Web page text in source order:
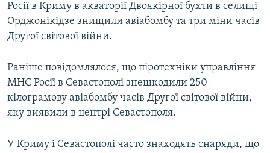
Росії в Криму в акваторії Двоякірної бухти в селищі
Орджонікідзе знищили авіабомбу та три міни часів
Другої світової війни.
Раніше повідомлялося, що піротехніки управління
МНС Росії в Севастополі знешкодили 250-
кілограмову авіабомбу часів Другої світової війни,
яку виявили в центрі Севастополя.
У Криму і Севастополі часто знаходять снаряди, що